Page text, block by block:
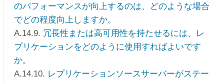
のパフォーマンスが向上するのは、どのような場合
でどの程度向上しますか。
A.14.9. 冗長性または高可用性を持たせるには、レ
プリケーションをどのように使用すればよいです
か。
A.14.10. レプリケーションソースサーバーがステー